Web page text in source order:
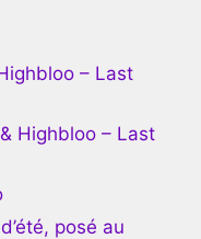
– Last
Highbloo – Last
posé au